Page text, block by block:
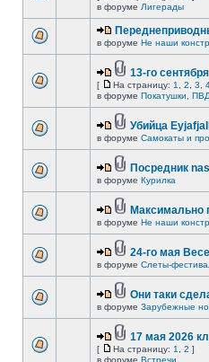
в форуме Лигерады
в форуме Не наши
13-го
[ На страницу: 1 2 3
в форуме Покатушки, ПВД
Убийца
в форуме Самокаты и
Посредник
в форуме Курилка
Максимально
в форуме Не наши
24-го мая
в форуме Слеты-
Они таки
в форуме Зарубежные
17 мая 2026
[ На страницу: 1 2 ]
в форуме Встречи